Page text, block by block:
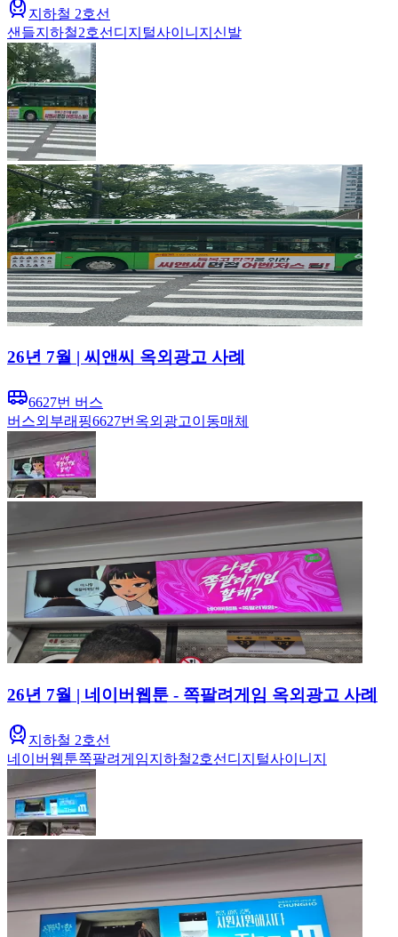
지하철 2호선
샌들지하철2호선 디지털사이니지 신발
26년 7월 | 씨앤씨 옥외광고 사례
6627번 버스
버스외부래핑6627번 옥외광고이동매체
26년 7월 | 네이버웹툰 - 쪽팔려게임 옥외광고 사례
지하철 2호선
네이버웹툰쪽팔려게임지하철2호선 디지털사이니지